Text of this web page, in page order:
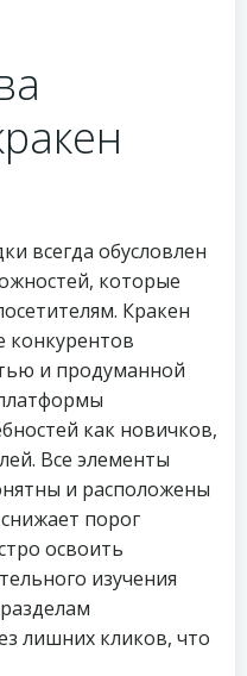
всегда обусловлен
которые
Кракен
конкурентов
и продуманной
как новичков,
Все элементы
и расположены
порог
освоить
изучения
лишних кликов, что